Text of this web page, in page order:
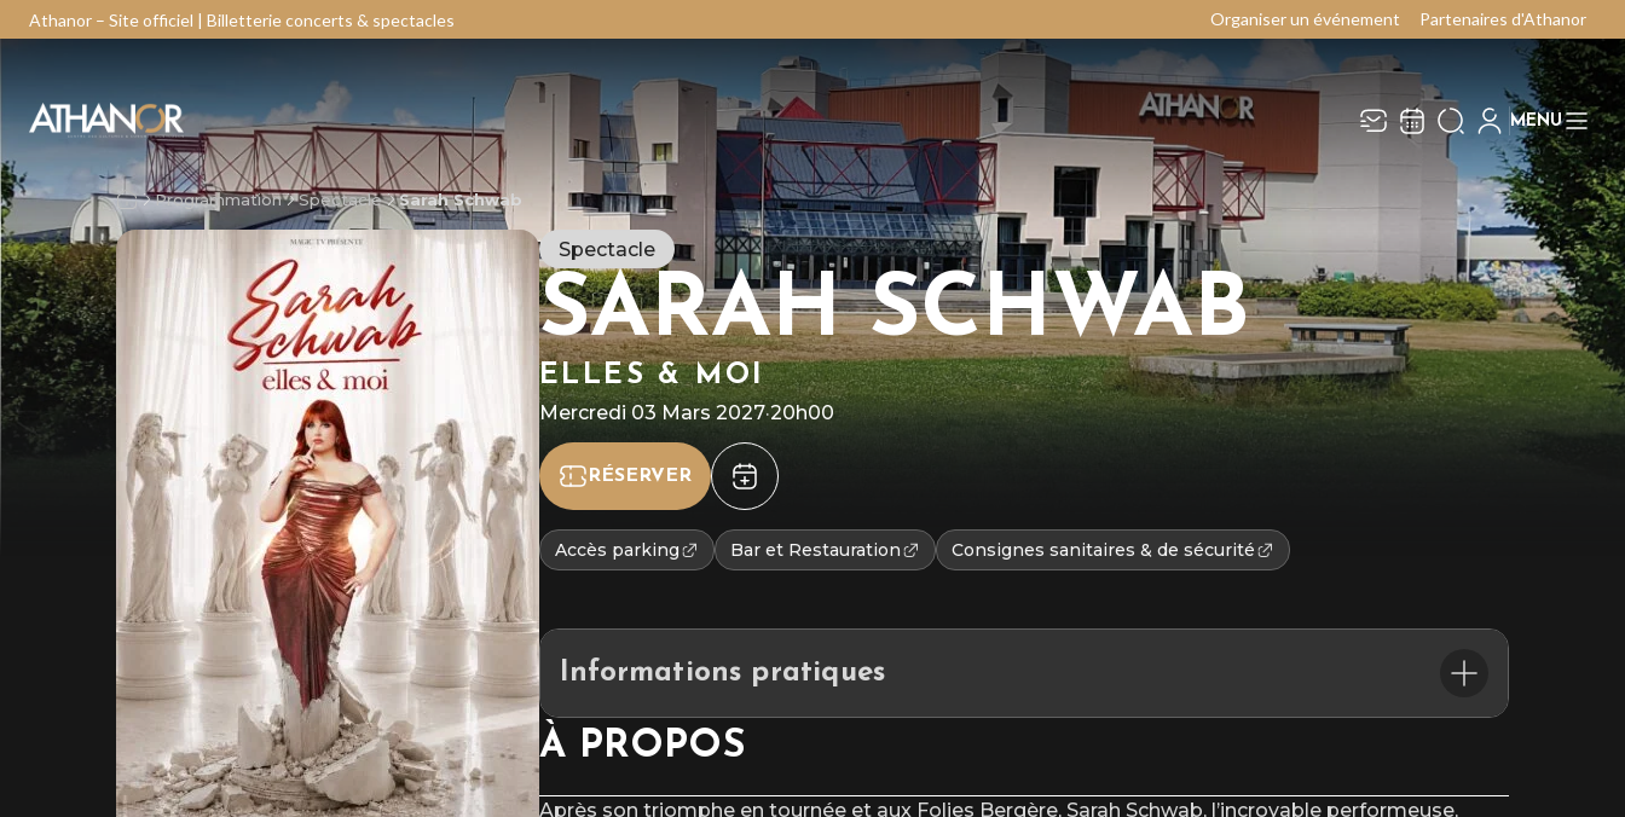
Athanor – Site officiel | Billetterie concerts & spectacles Organiser un événement Partenaires d'Athanor
Recevez toute l’actualité en
vous abonnant à notre
newsletter :
ENVOYER
Rivaj Group traite votre adresse électronique pour
la gestion de votre abonnement à la newsletter de
Athanor . Vous pouvez retirer votre consentement
à tout moment. Pour en savoir plus, consultez
politique de protection des données
MENU
Programmation Spectacle Sarah Schwab
Spectacle
SARAH SCHWAB
ELLES & MOI
Mercredi 03 Mars 2027·20h00
RÉSERVER
Accès parking Bar et Restauration Consignes sanitaires & de sécurité
Informations pratiques
Placement: Assis Numéroté
À PROPOS
Après son triomphe en tournée et aux Folies Bergère, Sarah Schwab, l’incroyable performeuse,